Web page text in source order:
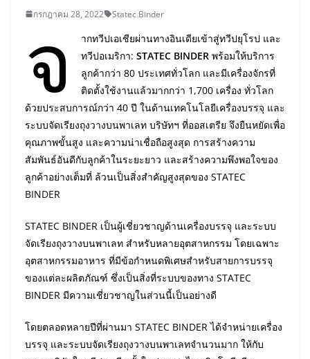
กรกฎาคม 28, 2022 Statec Binder
จ
ากทวีปเอเชียผ่านทางอินเดียเข้าสู่ทวีปยุโรป และ
ทวีปอเมริกา: STATEC BINDER พร้อมให้บริการ
ลูกค้ากว่า 80 ประเทศทั่วโลก และมีเครื่องจักรที่
ติดตั้งใช้งานแล้วมากกว่า 1,700 เครื่อง ทั่วโลก
ด้วยประสบการณ์กว่า 40 ปี ในด้านเทคโนโลยีเครื่องบรรจุ และ
ระบบจัดเรียงถุงวางบนพาเลท บริษัทฯ ที่ออสเตรีย จึงยืนหยัดเพื่อ
คุณภาพขั้นสูง และความน่าเชื่อถือสูงสุด การสร้างความ
สัมพันธ์อันดีกับลูกค้าในระยะยาว และสร้างความพึงพอใจของ
ลูกค้าอย่างเต็มที่ ล้วนเป็นสิ่งสำคัญสูงสุดของ STATEC
BINDER
STATEC BINDER เป็นผู้เชี่ยวชาญด้านเครื่องบรรจุ และระบบ
จัดเรียงถุงวางบนพาเลท สำหรับหลายอุตสาหกรรม โดยเฉพาะ
อุตสาหกรรมอาหาร ที่มีข้อกำหนดพิเศษสำหรับสายการบรรจุ
ของแต่ละผลิตภัณฑ์ ซึ่งเป็นสิ่งที่ระบบของทาง STATEC
BINDER มีความเชี่ยวชาญในส่วนนี้เป็นอย่างดี
โดยตลอดหลายปีที่ผ่านมา STATEC BINDER ได้จำหน่ายเครื่อง
บรรจุ และระบบจัดเรียงถุงวางบนพาเลทจำนวนมาก ให้กับ